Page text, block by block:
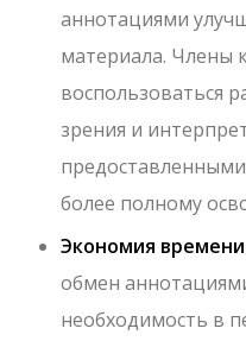
аннотациями
материала. Члены
воспользоваться
зрения и
предоставленными
более полному
Экономия времени
обмен
необходимость в